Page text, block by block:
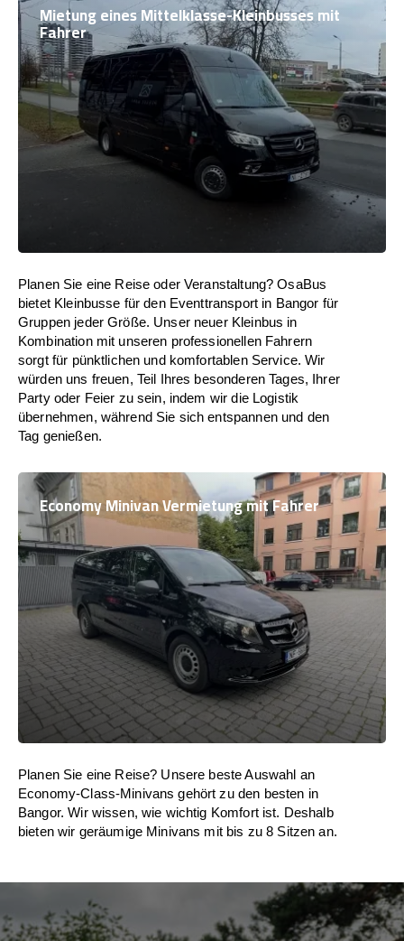
Mietung eines Mittelklasse-Kleinbusses mit
Fahrer
Planen Sie eine Reise oder Veranstaltung? OsaBus
bietet Kleinbusse für den Eventtransport in Bangor für
Gruppen jeder Größe. Unser neuer Kleinbus in
Kombination mit unseren professionellen Fahrern
sorgt für pünktlichen und komfortablen Service. Wir
würden uns freuen, Teil Ihres besonderen Tages, Ihrer
Party oder Feier zu sein, indem wir die Logistik
übernehmen, während Sie sich entspannen und den
Tag genießen.
Economy Minivan Vermietung mit Fahrer
Planen Sie eine Reise? Unsere beste Auswahl an
Economy-Class-Minivans gehört zu den besten in
Bangor. Wir wissen, wie wichtig Komfort ist. Deshalb
bieten wir geräumige Minivans mit bis zu 8 Sitzen an.